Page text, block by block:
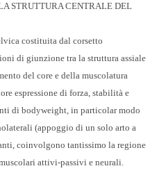
STRUTTURA CENTRALE DEL
costituita dal corsetto
di giunzione tra la struttura assiale
del core e della muscolatura
espressione di forza, stabilità e
di bodyweight, in particolar modo
(appoggio di un solo arto a
coinvolgono tantissimo la regione
attivi-passivi e neurali.